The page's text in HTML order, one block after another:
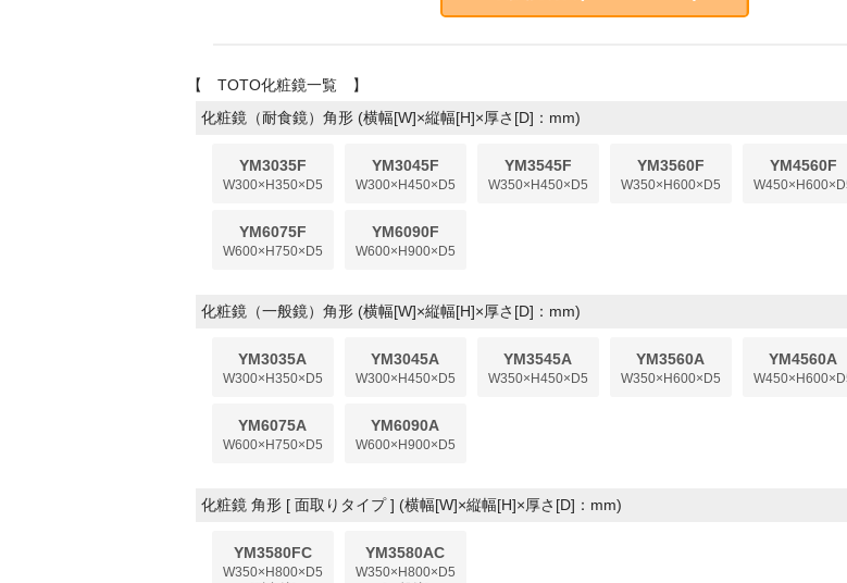
【 TOTO化粧鏡一覧 】
化粧鏡（耐食鏡）角形 (横幅[W]×縦幅[H]×厚さ[D]：mm)
YM3035F
W300×H350×D5
YM3045F
W300×H450×D5
YM3545F
W350×H450×D5
YM3560F
W350×H600×D5
YM4560F
YM6075F
W600×H750×D5
YM6090F
W600×H900×D5
化粧鏡（一般鏡）角形 (横幅[W]×縦幅[H]×厚さ[D]：mm)
YM3035A
W300×H350×D5
YM3045A
W300×H450×D5
YM3545A
W350×H450×D5
YM3560A
W350×H600×D5
YM4560A
YM6075A
W600×H750×D5
YM6090A
W600×H900×D5
化粧鏡 角形 [ 面取りタイプ ] (横幅[W]×縦幅[H]×厚さ[D]：mm)
YM3580FC
W350×H800×D5
YM3580AC
W350×H800×D5